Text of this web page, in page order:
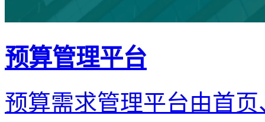
预算管理平台
预算需求管理平台由首